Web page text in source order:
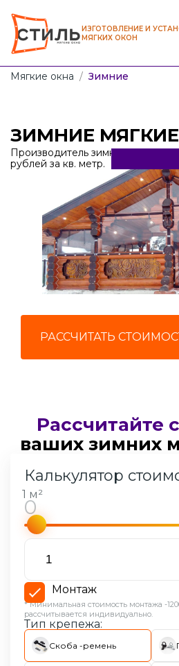
ИЗГОТОВЛЕНИЕ И
МЯГКИХ ОКОН
Мягкие окна / Зимние
Производитель зимних мягких
рублей за кв. метр.
ЗИМНИЕ
РАССЧИТАТЬ
Рассчитайте
ваших зимних
Калькулятор
1 м²
Монтаж
* Минимальная стоимость монтажа -
рассчитывается индивидуально.
Тип крепежа:
Скоба -ремень